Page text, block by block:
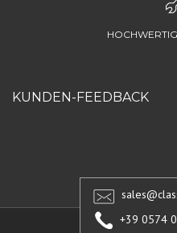
KUNDEN-FEEDBACK
+39 0574